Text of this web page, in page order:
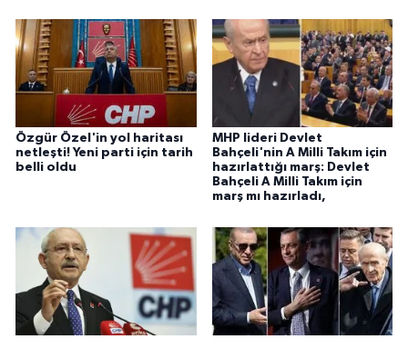
Özgür Özel'in yol haritası
netleşti! Yeni parti için tarih
belli oldu
MHP lideri Devlet
Bahçeli'nin A Milli Takım için
hazırlattığı marş: Devlet
Bahçeli A Milli Takım için
marş mı hazırladı,